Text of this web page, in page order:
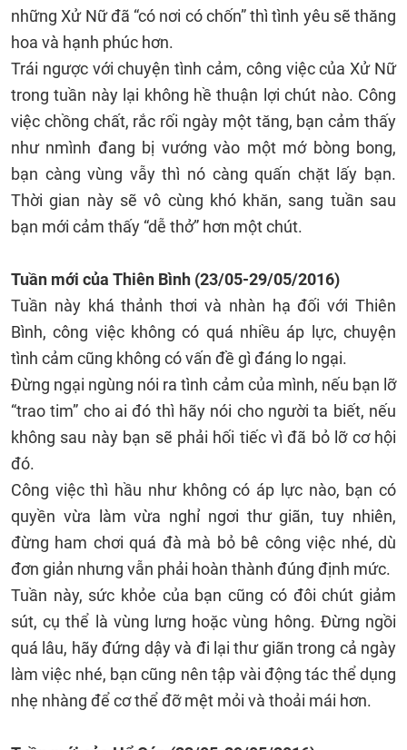
những Xử Nữ đã “có nơi có chốn” thì tình yêu sẽ thăng
hoa và hạnh phúc hơn.
Trái ngược với chuyện tình cảm, công việc của Xử Nữ
trong tuần này lại không hề thuận lợi chút nào. Công
việc chồng chất, rắc rối ngày một tăng, bạn cảm thấy
như nmình đang bị vướng vào một mớ bòng bong,
bạn càng vùng vẫy thì nó càng quấn chặt lấy bạn.
Thời gian này sẽ vô cùng khó khăn, sang tuần sau
bạn mới cảm thấy “dễ thở” hơn một chút.
Tuần mới của Thiên Bình (23/05-29/05/2016)
Tuần này khá thảnh thơi và nhàn hạ đối với Thiên
Bình, công việc không có quá nhiều áp lực, chuyện
tình cảm cũng không có vấn đề gì đáng lo ngại.
Đừng ngại ngùng nói ra tình cảm của mình, nếu bạn lỡ
“trao tim” cho ai đó thì hãy nói cho người ta biết, nếu
không sau này bạn sẽ phải hối tiếc vì đã bỏ lỡ cơ hội
đó.
Công việc thì hầu như không có áp lực nào, bạn có
quyền vừa làm vừa nghỉ ngơi thư giãn, tuy nhiên,
đừng ham chơi quá đà mà bỏ bê công việc nhé, dù
đơn giản nhưng vẫn phải hoàn thành đúng định mức.
Tuần này, sức khỏe của bạn cũng có đôi chút giảm
sút, cụ thể là vùng lưng hoặc vùng hông. Đừng ngồi
quá lâu, hãy đứng dậy và đi lại thư giãn trong cả ngày
làm việc nhé, bạn cũng nên tập vài động tác thể dụng
nhẹ nhàng để cơ thể đỡ mệt mỏi và thoải mái hơn.